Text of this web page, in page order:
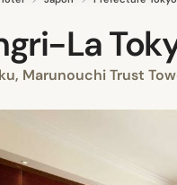
La
Marunouchi Trust